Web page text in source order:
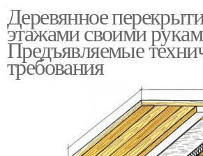
Деревянное
этажами своими
Предъявляемые
требования